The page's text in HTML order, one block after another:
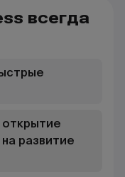
всегда
развитие